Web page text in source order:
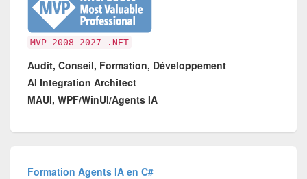
MVP 2008-2027 .NET
Audit, Conseil, Formation, Développement
AI Integration Architect
MAUI, WPF/WinUI/Agents IA
Formation Agents IA en C#